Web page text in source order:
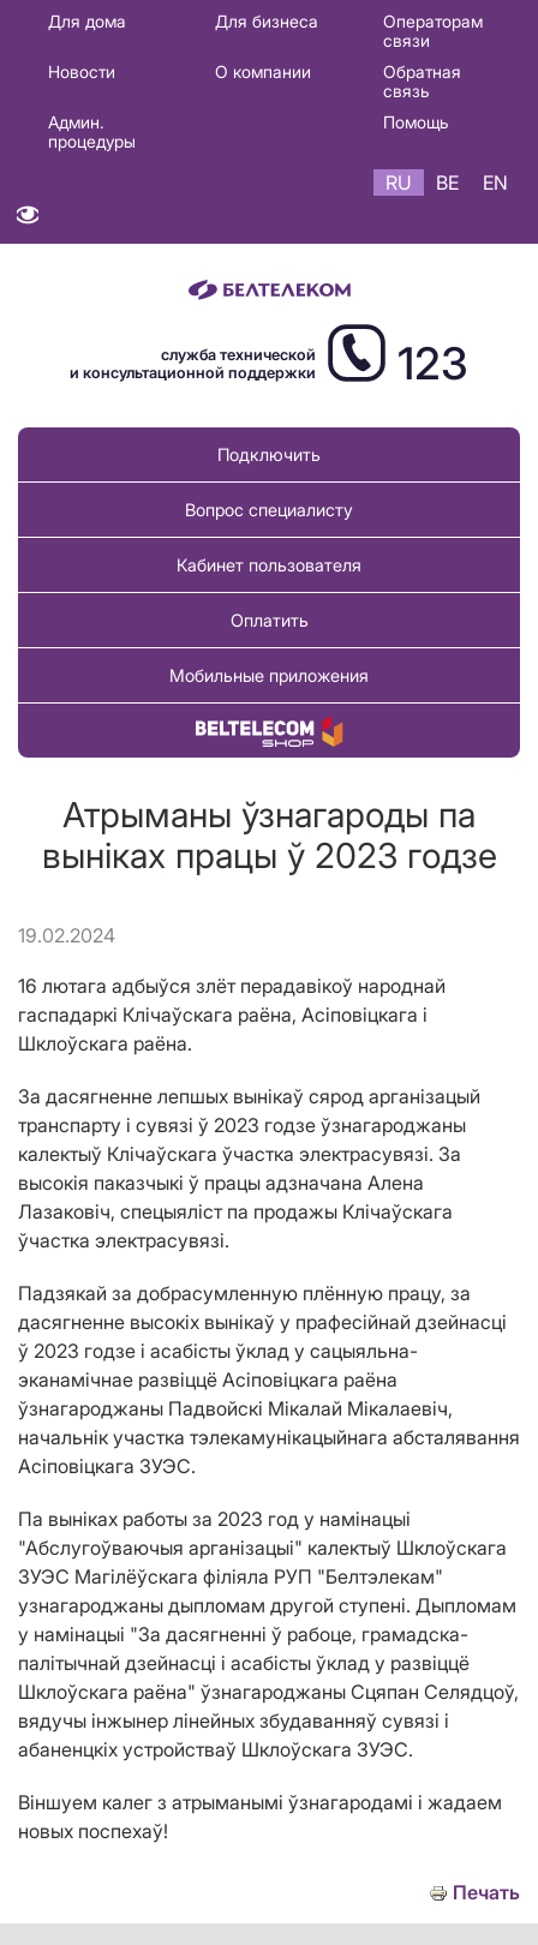
Основная
навигация
Для дома Для бизнеса
Операторам
связи
Новости
О компании
Обратная
связь
Админ.
процедуры
Помощь
RU BE EN
служба технической
и консультационной поддержки
123
Подключить
Вопрос специалисту
Кабинет пользователя
Оплатить
Мобильные приложения
Купить товар
Атрыманы ўзнагароды па
выніках працы ў 2023 годзе
19.02.2024
16 лютага адбыўся злёт перадавікоў народнай
гаспадаркі Клічаўскага раёна, Асіповіцкага і
Шклоўскага раёна.
За дасягненне лепшых вынікаў сярод арганізацый
транспарту і сувязі ў 2023 годзе ўзнагароджаны
калектыў Клічаўскага ўчастка электрасувязі. За
высокія паказчыкі ў працы адзначана Алена
Лазаковіч, спецыяліст па продажы Клічаўскага
ўчастка электрасувязі.
Падзякай за добрасумленную плённую працу, за
дасягненне высокіх вынікаў у прафесійнай дзейнасці
ў 2023 годзе і асабісты ўклад у сацыяльна-
эканамічнае развіццё Асіповіцкага раёна
ўзнагароджаны Падвойскі Мікалай Мікалаевіч,
начальнік участка тэлекамунікацыйнага абсталявання
Асіповіцкага ЗУЭС.
Па выніках работы за 2023 год у намінацыі
"Абслугоўваючыя арганізацыі" калектыў Шклоўскага
ЗУЭС Магілёўскага філіяла РУП "Белтэлекам"
узнагароджаны дыпломам другой ступені. Дыпломам
у намінацыі "За дасягненні ў рабоце, грамадска-
палітычнай дзейнасці і асабісты ўклад у развіццё
Шклоўскага раёна" ўзнагароджаны Сцяпан Селядцоў,
вядучы інжынер лінейных збудаванняў сувязі і
абаненцкіх устройстваў Шклоўскага ЗУЭС.
Віншуем калег з атрыманымі ўзнагародамі і жадаем
новых поспехаў!
Печать